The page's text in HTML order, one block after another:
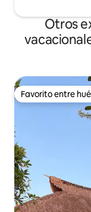
Otros
Favorito entre
Favorito entre